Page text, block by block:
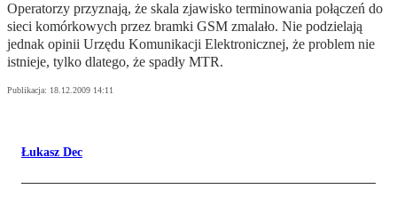
Operatorzy przyznają, że skala zjawisko terminowania połączeń do
sieci komórkowych przez bramki GSM zmalało. Nie podzielają
jednak opinii Urzędu Komunikacji Elektronicznej, że problem nie
istnieje, tylko dlatego, że spadły MTR.
Publikacja: 18.12.2009 14:11
Łukasz Dec